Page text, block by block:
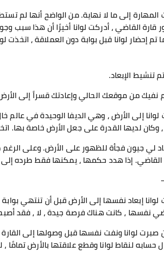
المهارة إلى ما لا نهاية. من الواضح أنها لم
القاضي ، أدركت لوانا أخيرًا أن هذا سبب
تم إحضار لوانا قبل بوابة دون العملاقة ، اتخذت
تنشيط الإبعاد.
نفيك من موقعك الحالي وإعادتك قسراً إلى
لوانا إلى الأرض ، وهي الديفا الوحيدة في
، وكان لديها القدرة على جعل الأرض خاصة بها.
لي جيون فجأة للظهور على الأرض. وعلى
القاضي. إذا هدد حكمها ، يمكنها فقط طرده إلى
لوانا إبعاد نفسها إلى الأرض قبل أن تنتهي
نفسها ، كانت هناك فرصة جيدة ، لا ، فقد
صبرت لوانا ونفت نفسها قبل وصولها إلى القارة
حسابه لنقاط لوانا وقطع علاقتها بالأرض تمامًا